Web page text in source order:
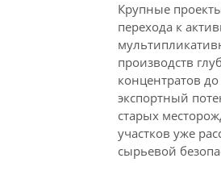
Крупные
перехода к
производств
концентратов
экспортный
старых
участков уже
сырьевой